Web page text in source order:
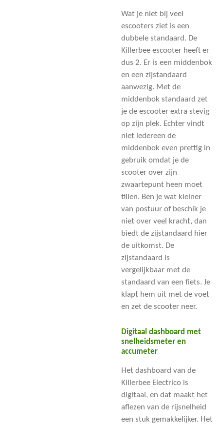
Wat je niet bij veel
escooters ziet is een
dubbele standaard. De
Killerbee escooter heeft er
dus 2. Er is een middenbok
en een zijstandaard
aanwezig. Met de
middenbok standaard zet
je de escooter extra stevig
op zijn plek. Echter vindt
niet iedereen de
middenbok even prettig in
gebruik omdat je de
scooter over zijn
zwaartepunt heen moet
tillen. Ben je wat kleiner
van postuur of beschik je
niet over veel kracht, dan
biedt de zijstandaard hier
de uitkomst. De
zijstandaard is
vergelijkbaar met de
standaard van een fiets. Je
klapt hem uit met de voet
en zet de scooter neer.
Digitaal dashboard met
snelheidsmeter en
accumeter
Het dashboard van de
Killerbee Electrico is
digitaal, en dat maakt het
aflezen van de rijsnelheid
een stuk gemakkelijker. Het